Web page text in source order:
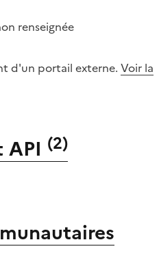
renseignée
d'un portail externe. Voir la
API (2)